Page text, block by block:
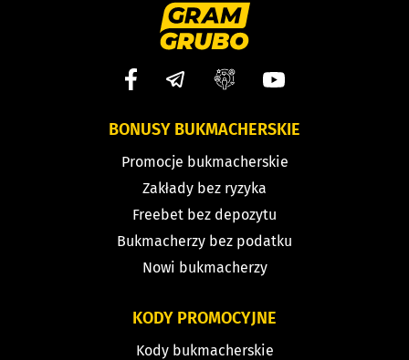
BONUSY BUKMACHERSKIE
Promocje bukmacherskie
Zakłady bez ryzyka
Freebet bez depozytu
Bukmacherzy bez podatku
Nowi bukmacherzy
KODY PROMOCYJNE
Kody bukmacherskie